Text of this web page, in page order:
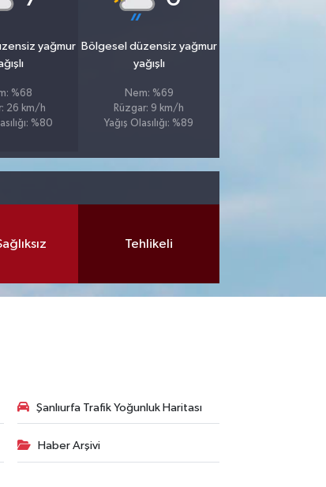
yağmur
%68
26 km/h
%80
Bölgesel düzensiz yağmur
yağışlı
Nem: %69
Rüzgar: 9 km/h
Yağış Olasılığı: %89
Tehlikeli
Şanlıurfa Trafik Yoğunluk Haritası
Haber Arşivi